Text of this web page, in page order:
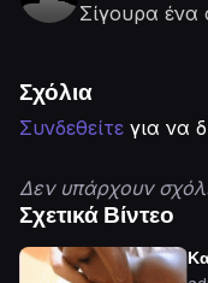
Σίγουρα ένα
Σχόλια
Συνδεθείτε για να
Δεν υπάρχουν
Σχετικά Βίντεο